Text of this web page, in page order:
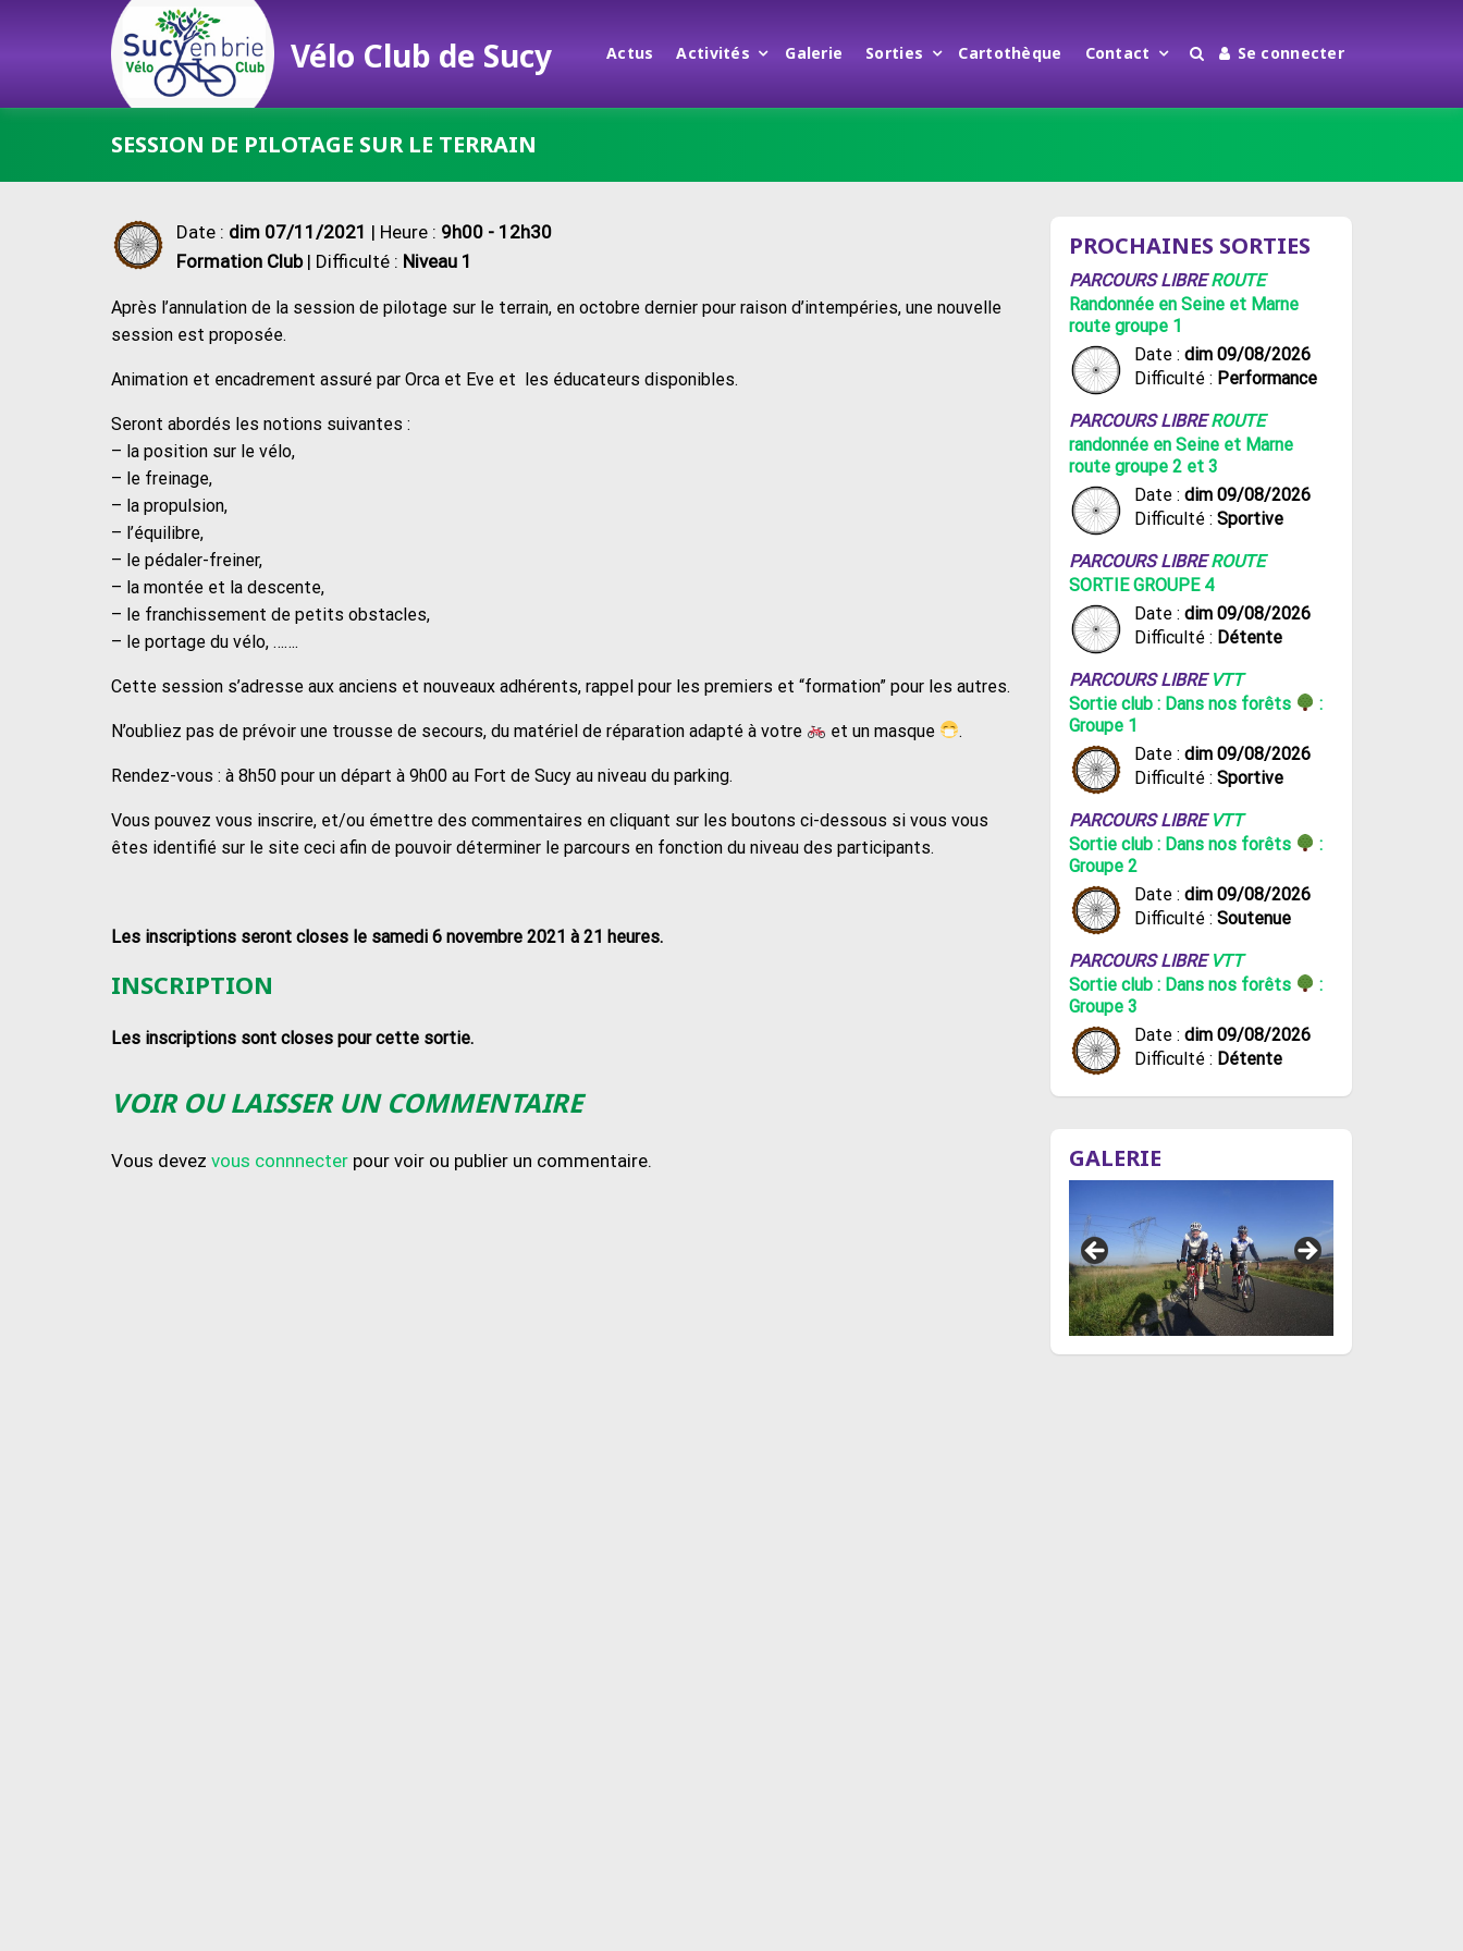
Vélo Club de Sucy Actus Activités Galerie Sorties Cartothèque Contact Se connecter
SESSION DE PILOTAGE SUR LE TERRAIN
Date : dim 07/11/2021 | Heure : 9h00 - 12h30
Formation Club| Difficulté : Niveau 1
Après l’annulation de la session de pilotage sur le terrain, en octobre dernier pour raison d’intempéries, une nouvelle
session est proposée.
Animation et encadrement assuré par Orca et Eve et les éducateurs disponibles.
Seront abordés les notions suivantes :
– la position sur le vélo,
– le freinage,
– la propulsion,
– l’équilibre,
– le pédaler-freiner,
– la montée et la descente,
– le franchissement de petits obstacles,
– le portage du vélo, …….
Cette session s’adresse aux anciens et nouveaux adhérents, rappel pour les premiers et “formation” pour les autres.
N’oubliez pas de prévoir une trousse de secours, du matériel de réparation adapté à votre et un masque .
Rendez-vous : à 8h50 pour un départ à 9h00 au Fort de Sucy au niveau du parking.
Vous pouvez vous inscrire, et/ou émettre des commentaires en cliquant sur les boutons ci-dessous si vous vous
êtes identifié sur le site ceci afin de pouvoir déterminer le parcours en fonction du niveau des participants.
Les inscriptions seront closes le samedi 6 novembre 2021 à 21 heures.
INSCRIPTION
Les inscriptions sont closes pour cette sortie.
VOIR OU LAISSER UN COMMENTAIRE
Vous devez vous connnecter pour voir ou publier un commentaire.
PROCHAINES SORTIES
PARCOURS LIBREROUTE
Randonnée en Seine et Marne
route groupe 1
Date : dim 09/08/2026
Difficulté : Performance
PARCOURS LIBREROUTE
randonnée en Seine et Marne
route groupe 2 et 3
Date : dim 09/08/2026
Difficulté : Sportive
PARCOURS LIBREROUTE
SORTIE GROUPE 4
Date : dim 09/08/2026
Difficulté : Détente
PARCOURS LIBRE VTT
Sortie club : Dans nos forêts
:
Groupe 1
Date : dim 09/08/2026
Difficulté : Sportive
PARCOURS LIBRE VTT
Sortie club : Dans nos forêts
:
Groupe 2
Date : dim 09/08/2026
Difficulté : Soutenue
PARCOURS LIBRE VTT
Sortie club : Dans nos forêts
:
Groupe 3
Date : dim 09/08/2026
Difficulté : Détente
GALERIE